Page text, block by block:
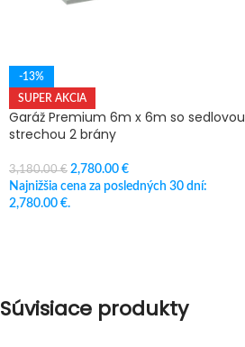
-13%
SUPER AKCIA
Garáž Premium 6m x 6m so sedlovou
strechou 2 brány
3,180.00€ 2,780.00 €
Najnižšia cena za posledných 30 dní:
2,780.00 €.
Súvisiace produkty